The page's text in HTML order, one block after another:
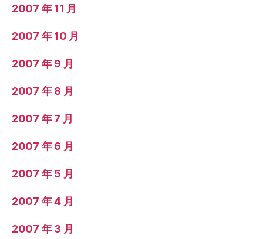
2007 年 11 月
2007 年 10 月
2007 年 9 月
2007 年 8 月
2007 年 7 月
2007 年 6 月
2007 年 5 月
2007 年 4 月
2007 年 3 月